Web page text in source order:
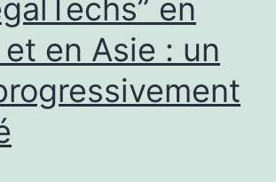
en
en Asie : un